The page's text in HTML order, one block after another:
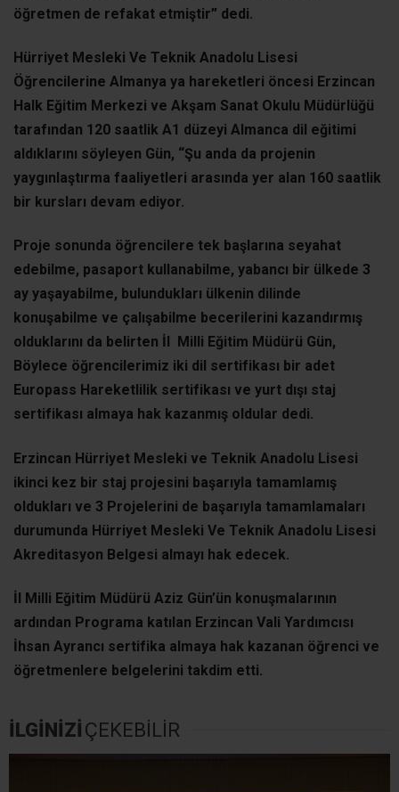
öğretmen de refakat etmiştir” dedi.
Hürriyet Mesleki Ve Teknik Anadolu Lisesi
Öğrencilerine Almanya ya hareketleri öncesi Erzincan
Halk Eğitim Merkezi ve Akşam Sanat Okulu Müdürlüğü
tarafından 120 saatlik A1 düzeyi Almanca dil eğitimi
aldıklarını söyleyen Gün, “Şu anda da projenin
yaygınlaştırma faaliyetleri arasında yer alan 160 saatlik
bir kursları devam ediyor.
Proje sonunda öğrencilere tek başlarına seyahat
edebilme, pasaport kullanabilme, yabancı bir ülkede 3
ay yaşayabilme, bulundukları ülkenin dilinde
konuşabilme ve çalışabilme becerilerini kazandırmış
olduklarını da belirten İl Milli Eğitim Müdürü Gün,
Böylece öğrencilerimiz iki dil sertifikası bir adet
Europass Hareketlilik sertifikası ve yurt dışı staj
sertifikası almaya hak kazanmış oldular dedi.
Erzincan Hürriyet Mesleki ve Teknik Anadolu Lisesi
ikinci kez bir staj projesini başarıyla tamamlamış
oldukları ve 3 Projelerini de başarıyla tamamlamaları
durumunda Hürriyet Mesleki Ve Teknik Anadolu Lisesi
Akreditasyon Belgesi almayı hak edecek.
İl Milli Eğitim Müdürü Aziz Gün’ün konuşmalarının
ardından Programa katılan Erzincan Vali Yardımcısı
İhsan Ayrancı sertifika almaya hak kazanan öğrenci ve
öğretmenlere belgelerini takdim etti.
İLGİNİZİ ÇEKEBİLİR